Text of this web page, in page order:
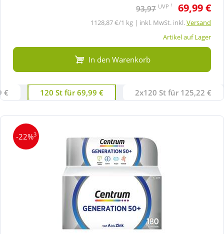
93,97 UVP 1 69,99 €
1128,87 €/1 kg | inkl. MwSt. inkl.Versand
Artikel auf Lager
In den Warenkorb
€ 120 St für 69,99 € 2x120 St für 125,22 €
-22%3